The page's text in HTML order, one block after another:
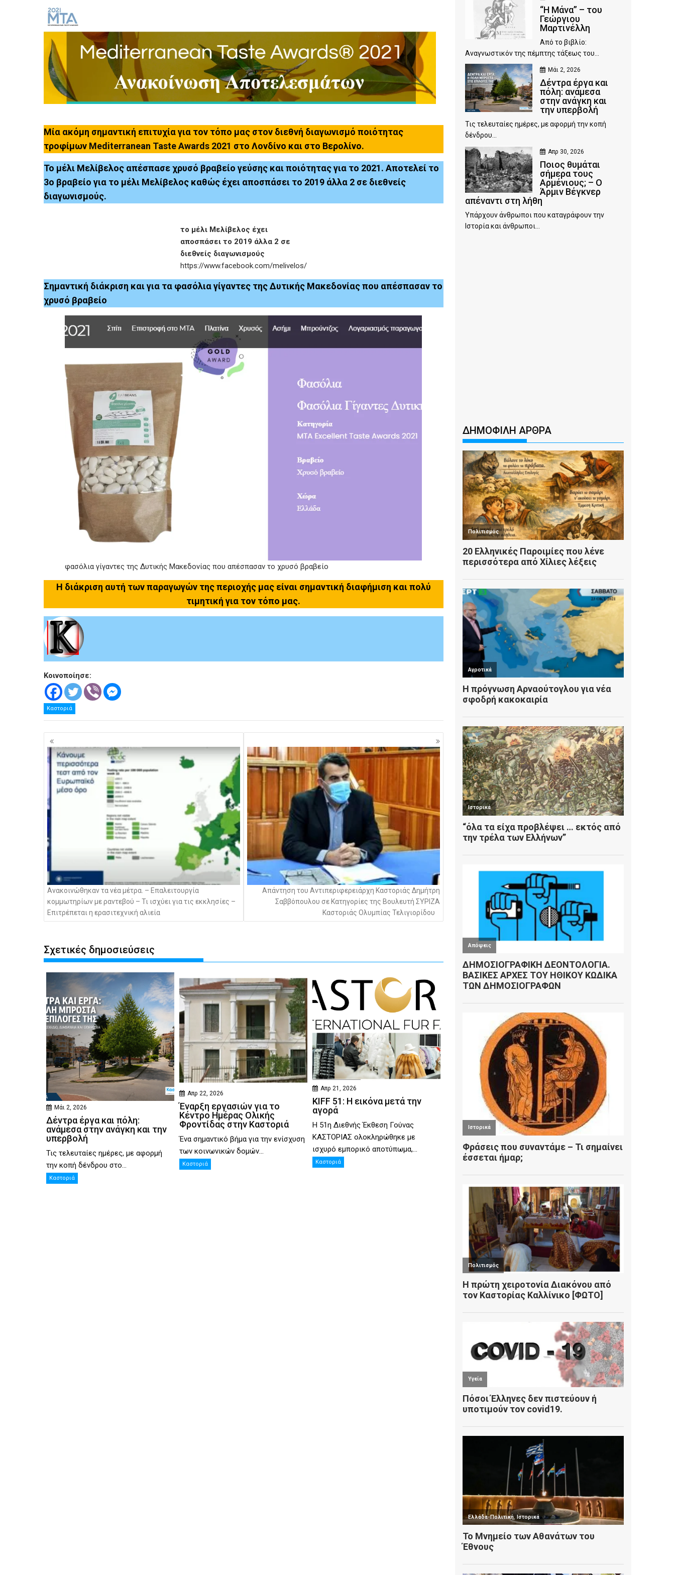
Μία ακόμη σημαντική επιτυχία για τον τόπο μας στον διεθνή διαγωνισμό ποιότητας
τροφίμων Mediterranean Taste Awards 2021 στο Λονδίνο και στο Βερολίνο.
Το μέλι Μελίβελος απέσπασε χρυσό βραβείο γεύσης και ποιότητας για το 2021. Αποτελεί το
3ο βραβείο για το μέλι Μελίβελος καθώς έχει αποσπάσει το 2019 άλλα 2 σε διεθνείς
διαγωνισμούς.
το μέλι Μελίβελος έχει
αποσπάσει το 2019 άλλα 2 σε
διεθνείς διαγωνισμούς
https://www.facebook.com/melivelos/
Σημαντική διάκριση και για τα φασόλια γίγαντες της Δυτικής Μακεδονίας που απέσπασαν το
χρυσό βραβείο
φασόλια γίγαντες της Δυτικής Μακεδονίας που απέσπασαν το χρυσό βραβείο
Η διάκριση αυτή των παραγωγών της περιοχής μας είναι σημαντική διαφήμιση και πολύ
τιμητική για τον τόπο μας.
Κοινοποίησε:
Καστοριά
Πλοήγηση
άρθρων
Ανακοινώθηκαν τα νέα μέτρα. – Επαλειτουργία
κομμωτηρίων με ραντεβού – Τι ισχύει για τις εκκλησίες –
Επιτρέπεται η ερασιτεχνική αλιεία
Απάντηση του Αντιπεριφερειάρχη Καστοριάς Δημήτρη
Σαββόπουλου σε Κατηγορίες της Βουλευτή ΣΥΡΙΖΑ
Καστοριάς Ολυμπίας Τελιγιορίδου
Σχετικές δημοσιεύσεις
Μάι 2, 2026
Δέντρα έργα και πόλη:
ανάμεσα στην ανάγκη και την
υπερβολή
Τις τελευταίες ημέρες, με αφορμή
την κοπή δένδρου στο...
Καστοριά
Απρ 22, 2026
Έναρξη εργασιών για το
Κέντρο Ημέρας Ολικής
Φροντίδας στην Καστοριά
Ένα σημαντικό βήμα για την ενίσχυση
των κοινωνικών δομών...
Καστοριά
Απρ 21, 2026
KIFF 51: Η εικόνα μετά την
αγορά
Η 51η Διεθνής Έκθεση Γούνας
ΚΑΣΤΟΡΙΑΣ ολοκληρώθηκε με
ισχυρό εμπορικό αποτύπωμα,...
Καστοριά
“Η Μάνα” – του
Γεώργιου
Μαρτινέλλη
Από το βιβλίο:
Αναγνωστικόν της πέμπτης τάξεως του...
Μάι 2, 2026
Δέντρα έργα και
πόλη: ανάμεσα
στην ανάγκη και
την υπερβολή
Τις τελευταίες ημέρες, με αφορμή την κοπή
δένδρου...
Απρ 30, 2026
Ποιος θυμάται
σήμερα τους
Αρμένιους; – Ο
Άρμιν Βέγκνερ
απέναντι στη λήθη
Υπάρχουν άνθρωποι που καταγράφουν την
Ιστορία και άνθρωποι...
ΔΗΜΟΦΙΛΗ ΑΡΘΡΑ